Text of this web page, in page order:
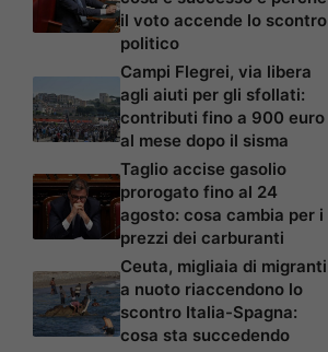
il voto accende lo scontro
politico
Campi Flegrei, via libera
agli aiuti per gli sfollati:
contributi fino a 900 euro
al mese dopo il sisma
Taglio accise gasolio
prorogato fino al 24
agosto: cosa cambia per i
prezzi dei carburanti
Ceuta, migliaia di migranti
a nuoto riaccendono lo
scontro Italia-Spagna:
cosa sta succedendo